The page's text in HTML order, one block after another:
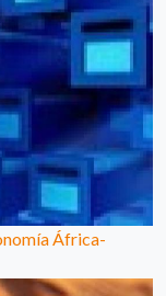
África-